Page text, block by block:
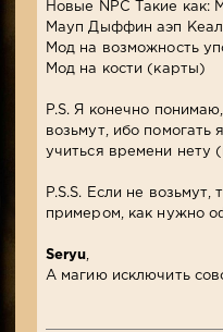
Новые NPC Такие как:
Мауп Дыффин аэп
Мод на возможность
Мод на кости (карты)
P.S. Я конечно
возьмут, ибо помогать
учиться времени нету
P.S.S. Если не
примером, как нужно
Seryu
А магию исключить